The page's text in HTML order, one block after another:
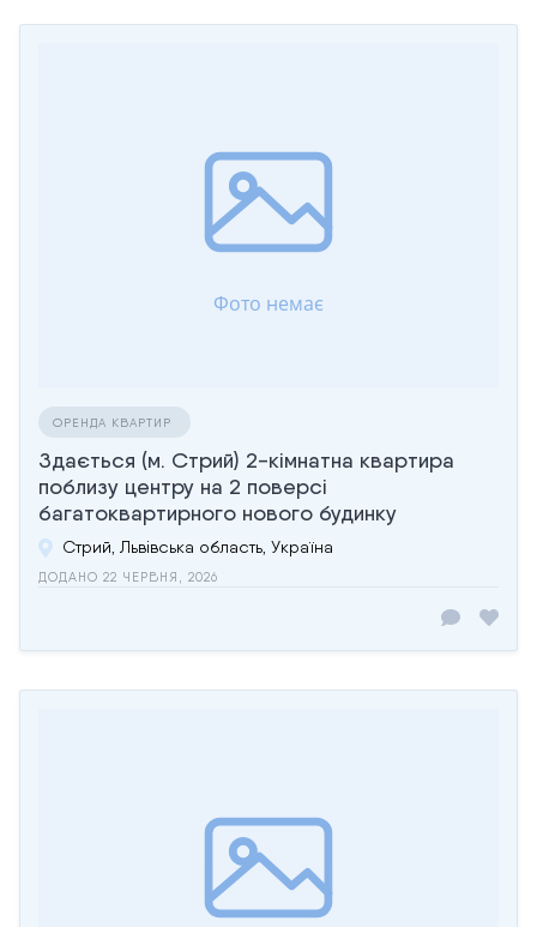
ОРЕНДА КВАРТИР
Здається (м. Стрий) 2-кімнатна квартира
поблизу центру на 2 поверсі
багатоквартирного нового будинку
Стрий, Львівська область, Україна
ДОДАНО 22 ЧЕРВНЯ, 2026